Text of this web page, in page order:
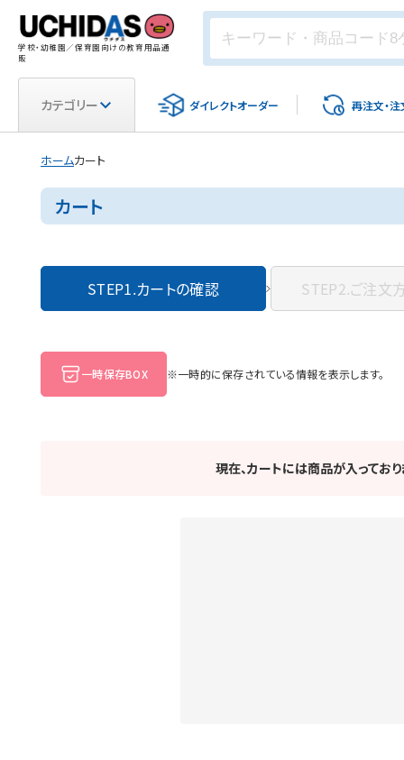
学校・幼稚園／保育園向けの教育用品通
販
カテゴリー ダイレクトオーダー 再注文・注
ホームカート
カート
STEP1.カートの確認 STEP2.ご注文
一時保存BOX ※一時的に保存されている情報を表示します。
現在、カートには商品が入ってお